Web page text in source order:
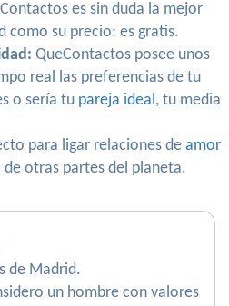
es sin duda la mejor
como su precio: es gratis.
QueContactos posee unos
real las preferencias de tu
o sería tu pareja ideal, tu media
para ligar relaciones de amor
de otras partes del planeta.
de Madrid.
un hombre con valores